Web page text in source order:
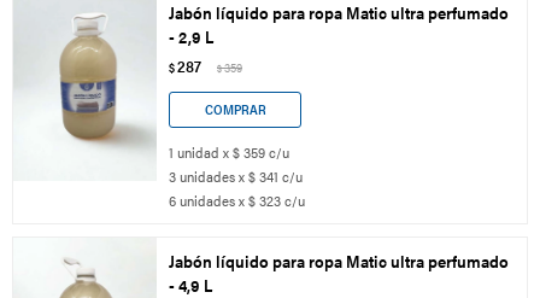
Jabón líquido para ropa Matic ultra perfumado
- 2,9 L
$287 $359
1 unidad x $ 359 c/u
3 unidades x $ 341 c/u
6 unidades x $ 323 c/u
Jabón líquido para ropa Matic ultra perfumado
- 4,9 L